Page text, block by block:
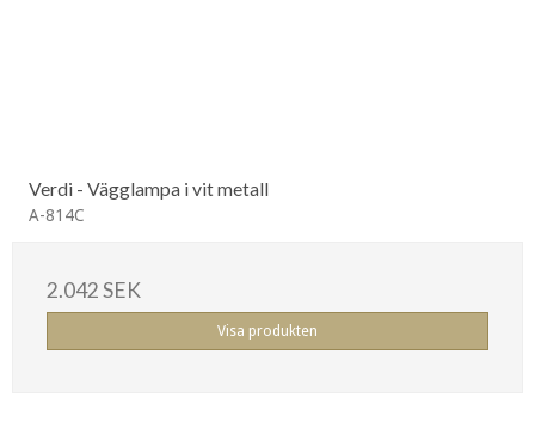
Verdi - Vägglampa i vit metall
A-814C
2.042 SEK
Visa produkten